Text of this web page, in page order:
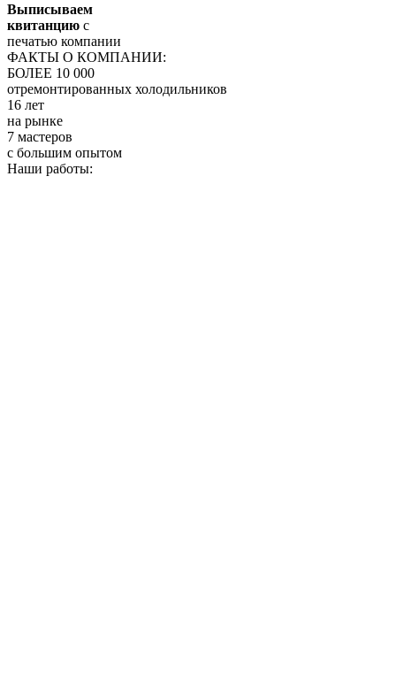
Выписываем
квитанцию с
печатью компании
ФАКТЫ О КОМПАНИИ:
БОЛЕЕ 10 000
отремонтированных холодильников
16 лет
на рынке
7 мастеров
с большим опытом
Наши работы: